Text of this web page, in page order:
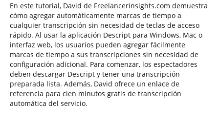
En este tutorial, David de Freelancerinsights.com demuestra
cómo agregar automáticamente marcas de tiempo a
cualquier transcripción sin necesidad de teclas de acceso
rápido. Al usar la aplicación Descript para Windows, Mac o
interfaz web, los usuarios pueden agregar fácilmente
marcas de tiempo a sus transcripciones sin necesidad de
configuración adicional. Para comenzar, los espectadores
deben descargar Descript y tener una transcripción
preparada lista. Además, David ofrece un enlace de
referencia para cien minutos gratis de transcripción
automática del servicio.